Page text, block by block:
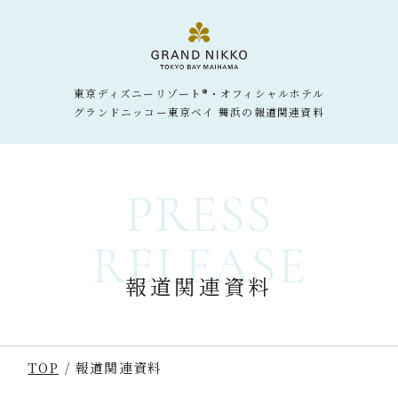
東京ディズニーリゾート®・オフィシャルホテル
グランドニッコー東京ベイ 舞浜の報道関連資料
PRESS
RELEASE
報道関連資料
TOP 報道関連資料